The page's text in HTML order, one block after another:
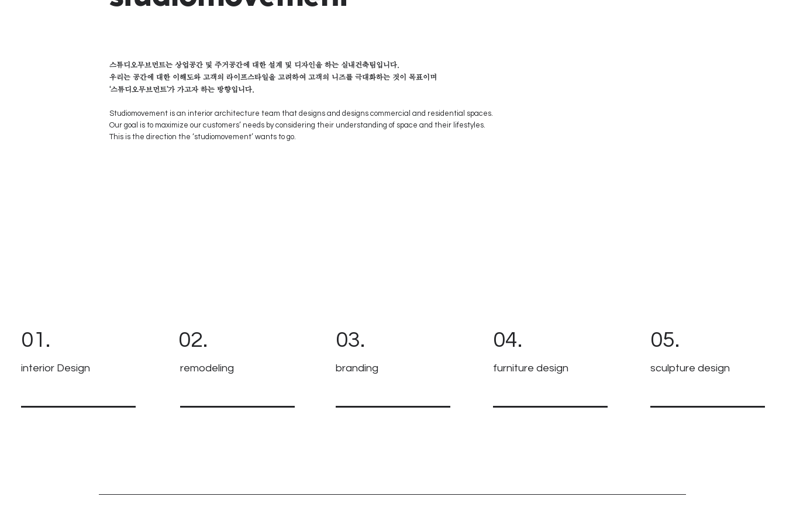
스튜디오무브먼트는 상업공간 및 주거공간에 대한 설계 및 디자인을 하는 실내건축팀입니다.
우리는 공간에 대한 이해도와 고객의 라이프스타일을 고려하여 고객의 니즈를 극대화하는 것이 목표이며
‘스튜디오무브먼트’가 가고자 하는 방향입니다.
Studiomovement is an interior architecture team that designs and designs commercial and residential spaces.
Our goal is to maximize our customers’ needs by considering their understanding of space and their lifestyles.
This is the direction the ‘studiomovement’ wants to go.
01.
interior Design
02.
remodeling
03.
branding
04.
furniture design
05.
sculpture design